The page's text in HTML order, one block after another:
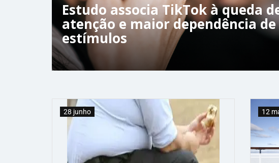
Estudo associa TikTok à queda
atenção e maior dependência de
estímulos
28 junho 12